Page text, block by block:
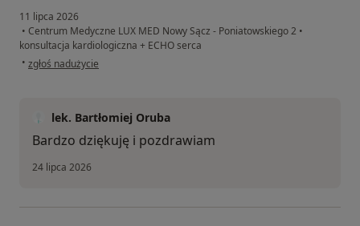
11 lipca 2026
• Centrum Medyczne LUX MED Nowy Sącz - Poniatowskiego 2 •
konsultacja kardiologiczna + ECHO serca
• w opinii użytkownika Agnieszka
zgłoś nadużycie
lek. Bartłomiej Oruba
Bardzo dziękuję i pozdrawiam
24 lipca 2026